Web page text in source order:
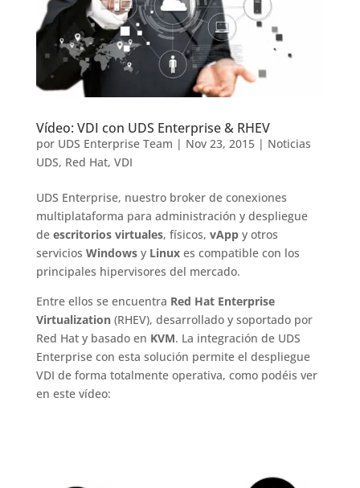
Vídeo: VDI con UDS Enterprise & RHEV
por UDS Enterprise Team | Nov 23, 2015| Noticias
UDS, Red Hat, VDI
UDS Enterprise, nuestro broker de conexiones
multiplataforma para administración y despliegue
de escritorios virtuales, físicos, vAppy otros
servicios Windowsy Linuxes compatible con los
principales hipervisores del mercado.
Entre ellos se encuentra Red Hat Enterprise
Virtualization(RHEV), desarrollado y soportado por
Red Hat y basado en KVM. La integración de UDS
Enterprise con esta solución permite el despliegue
VDI de forma totalmente operativa, como podéis ver
en este vídeo: